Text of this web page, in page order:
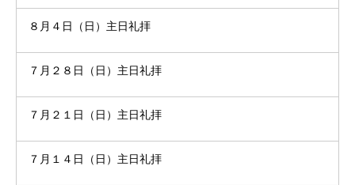
８月４日（日）主日礼拝
７月２８日（日）主日礼拝
７月２１日（日）主日礼拝
７月１４日（日）主日礼拝